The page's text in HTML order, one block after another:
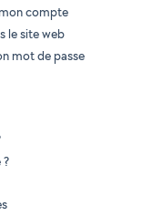
compte
le site web
mot de passe